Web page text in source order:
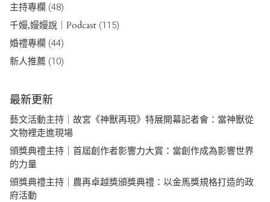
主持專欄 (48)
千嫚,嫚嫚說｜Podcast (115)
婚禮專欄 (44)
新人推薦 (10)
最新更新
藝文活動主持｜故宮《神獸再現》特展開幕記者會：當神獸從
文物裡走進現場
頒獎典禮主持｜首屆創作者影響力大賞：當創作成為影響世界
的力量
頒獎典禮主持｜農再卓越獎頒獎典禮：以金馬獎規格打造的政
府活動